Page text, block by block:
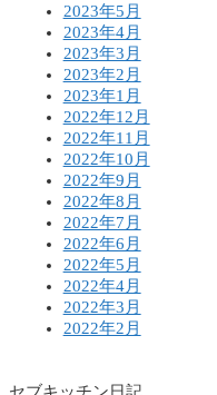
2023年5月
2023年4月
2023年3月
2023年2月
2023年1月
2022年12月
2022年11月
2022年10月
2022年9月
2022年8月
2022年7月
2022年6月
2022年5月
2022年4月
2022年3月
2022年2月
セブキッチン日記